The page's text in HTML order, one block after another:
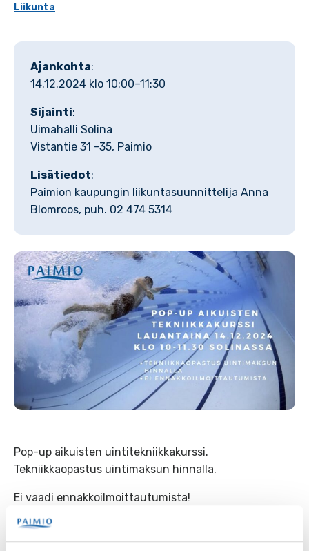
Liikunta
Ajankohta:
14.12.2024 klo 10:00–11:30
Sijainti:
Uimahalli Solina
Vistantie 31 -35, Paimio
Lisätiedot:
Paimion kaupungin liikuntasuunnittelija Anna
Blomroos, puh. 02 474 5314
Pop-up aikuisten uintitekniikkakurssi.
Tekniikkaopastus uintimaksun hinnalla.
Ei vaadi ennakkoilmoittautumista!